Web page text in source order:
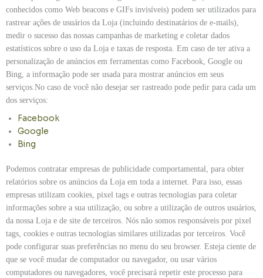
conhecidos como Web beacons e GIFs invisíveis) podem ser utilizados para
rastrear ações de usuários da Loja (incluindo destinatários de e-mails),
medir o sucesso das nossas campanhas de marketing e coletar dados
estatísticos sobre o uso da Loja e taxas de resposta. Em caso de ter ativa a
personalização de anúncios em ferramentas como Facebook, Google ou
Bing, a informação pode ser usada para mostrar anúncios em seus
serviços.No caso de você não desejar ser rastreado pode pedir para cada um
dos serviços:
Facebook
Google
Bing
Podemos contratar empresas de publicidade comportamental, para obter
relatórios sobre os anúncios da Loja em toda a internet. Para isso, essas
empresas utilizam cookies, pixel tags e outras tecnologias para coletar
informações sobre a sua utilização, ou sobre a utilização de outros usuários,
da nossa Loja e de site de terceiros. Nós não somos responsáveis por pixel
tags, cookies e outras tecnologias similares utilizadas por terceiros. Você
pode configurar suas preferências no menu do seu browser. Esteja ciente de
que se você mudar de computador ou navegador, ou usar vários
computadores ou navegadores, você precisará repetir este processo para